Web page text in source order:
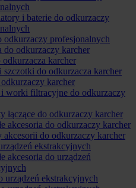
i baterie do odkurzaczy
odkurzaczy profesjonalnych
do odkurzaczy karcher
odkurzacza karcher
szczotki do odkurzacza karcher
karcher
worki filtracyjne do odkurzaczy
łączące do odkurzaczy karcher
akcesoria do odkurzaczy karcher
akcesorii do odkurzaczy karcher
ekstrakcyjnych
akcesoria do urządzeń
urządzeń ekstrakcyjnych